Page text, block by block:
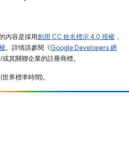
內容是採用創用 CC 姓名標示 4.0 授權 ，
。詳情請參閱《Google Developers 網
其關聯企業的註冊商標。
界標準時間)。